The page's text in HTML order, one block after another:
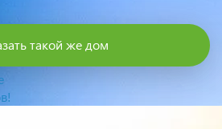
такой же дом